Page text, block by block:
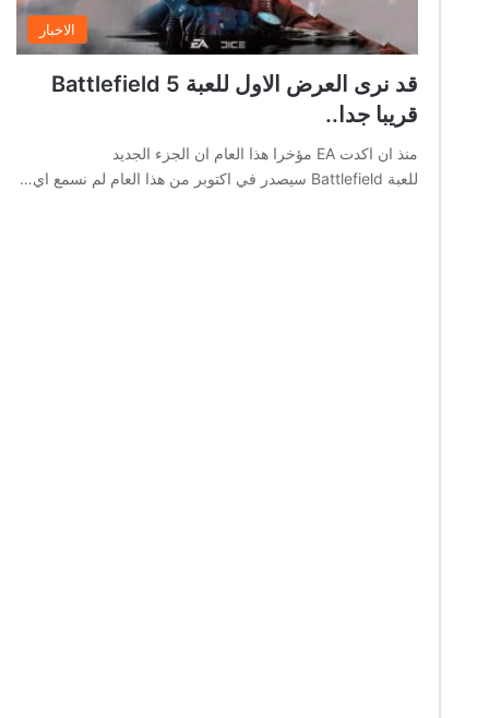
الاخبار
قد نرى العرض الاول للعبة Battlefield 5
قريبا جدا..
منذ ان اكدت EA مؤخرا هذا العام ان الجزء الجديد
للعبة Battlefield سيصدر في اكتوبر من هذا العام لم نسمع اي…